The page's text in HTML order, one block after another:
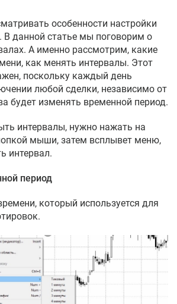
особенности настройки
В данной статье мы поговорим о
А именно рассмотрим, какие
как менять интервалы. Этот
поскольку каждый день
любой сделки, независимо от
будет изменять временной период.
интервалы, нужно нажать на
мыши, затем всплывет меню,
интервал.
период
который используется для